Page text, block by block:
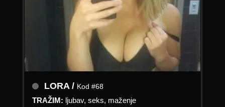
LORA / Kod #68
TRAŽIM: ljubav, seks, maženje